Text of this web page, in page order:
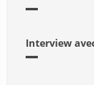
Interview